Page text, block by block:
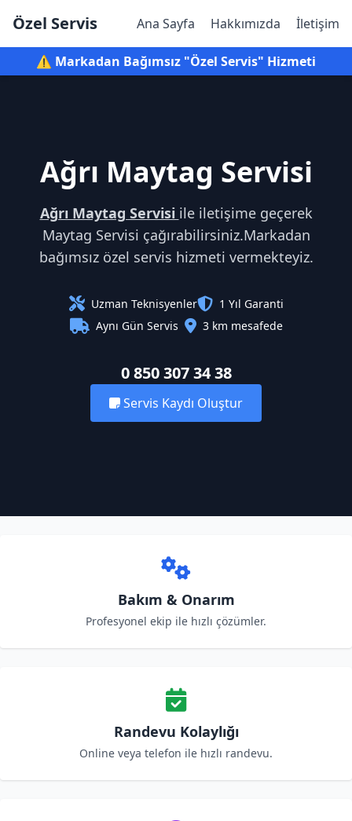
Özel Servis Ana Sayfa Hakkımızda İletişim
⚠️ Markadan Bağımsız "Özel Servis" Hizmeti
Ağrı Maytag Servisi
Ağrı Maytag Servisi ile iletişime geçerek
Maytag Servisi çağırabilirsiniz.Markadan
bağımsız özel servis hizmeti vermekteyiz.
Uzman Teknisyenler
1 Yıl Garanti
Aynı Gün Servis
3 km mesafede
0 850 307 34 38
Servis Kaydı Oluştur
Bakım & Onarım
Profesyonel ekip ile hızlı çözümler.
Randevu Kolaylığı
Online veya telefon ile hızlı randevu.